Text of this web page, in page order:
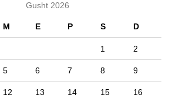
Gusht 2026
M E P S D
1 2
5 6 7 8 9
12 13 14 15 16